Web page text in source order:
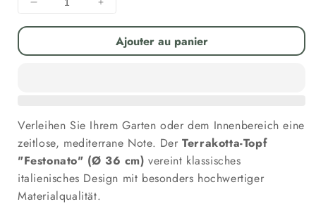
Diminuer
la
pour
Ø
36
cm
–
Italienisches
Design
Augmenter
la
quantité
pour
Ø
36
cm
–
Italienisches
Design
Ajouter au panier
Verleihen Sie Ihrem Garten oder dem Innenbereich eine
zeitlose, mediterrane Note. DerTerrakotta-Topf
"Festonato" (Ø 36 cm) vereint klassisches
italienisches Design mit besonders hochwertiger
Materialqualität.